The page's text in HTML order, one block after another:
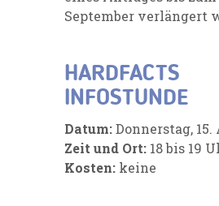
September verlängert
HARDFACTS
INFOSTUNDE
Datum:Donnerstag, 15.
Zeit und Ort: 18 bis 19
Kosten: keine